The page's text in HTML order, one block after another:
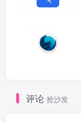
评论 抢沙发